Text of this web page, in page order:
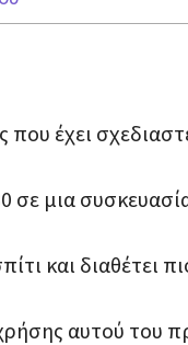
έχει
σε μια
και διαθέτει
αυτού του